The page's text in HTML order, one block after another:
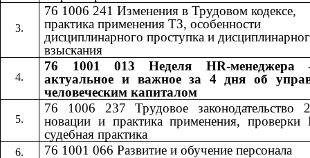
76 1006 241 ​​Изменения в Трудовом кодексе,
практика применения ТЗ, особенности
дисциплинарного проступка и
взыскания
76 1001 013 Неделя HR-менеджера
актуальное и важное за 4 дня об
человеческим капиталом
76 1006 237 Трудовое законодательство
новации и практика применения,
судебная практика
76 1001 066 Развитие и обучение персонала